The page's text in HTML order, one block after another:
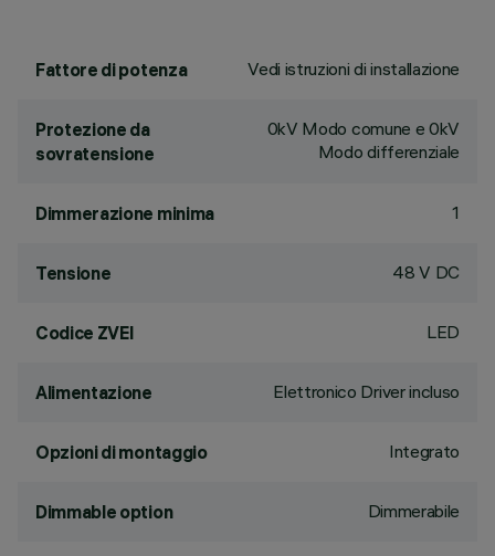
Fattore di potenza Vedi istruzioni di installazione
Protezione da
sovratensione
0kV Modo comune e 0kV
Modo differenziale
Dimmerazione minima 1
Tensione 48 V DC
Codice ZVEI LED
Alimentazione Elettronico Driver incluso
Opzioni di montaggio Integrato
Dimmable option Dimmerabile